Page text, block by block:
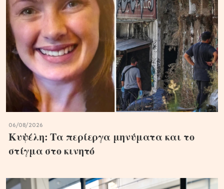
06/08/2026
Κυψέλη: Τα περίεργα μηνύματα και το
στίγμα στο κινητό